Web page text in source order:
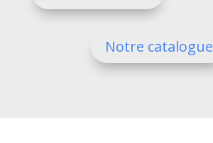
Notre catalogue